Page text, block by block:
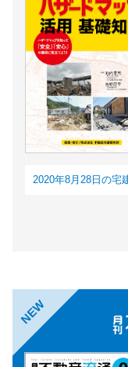
2020年8月28日の宅
NEW